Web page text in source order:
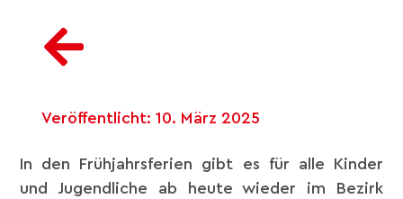
Veröffentlicht: 10. März 2025
In den Frühjahrsferien gibt es für alle Kinder
und Jugendliche ab heute wieder im Bezirk